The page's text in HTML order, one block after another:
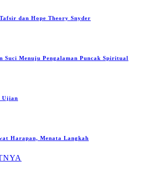
dan Hope Theory Snyder
Suci Menuju Pengalaman Puncak Spiritual
Ujian
Harapan, Menata Langkah